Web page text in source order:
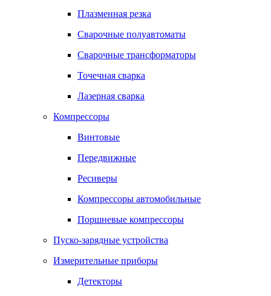
Плазменная резка
Сварочные полуавтоматы
Сварочные трансформаторы
Точечная сварка
Лазерная сварка
Компрессоры
Винтовые
Передвижные
Ресиверы
Компрессоры автомобильные
Поршневые компрессоры
Пуско-зарядные устройства
Измерительные приборы
Детекторы